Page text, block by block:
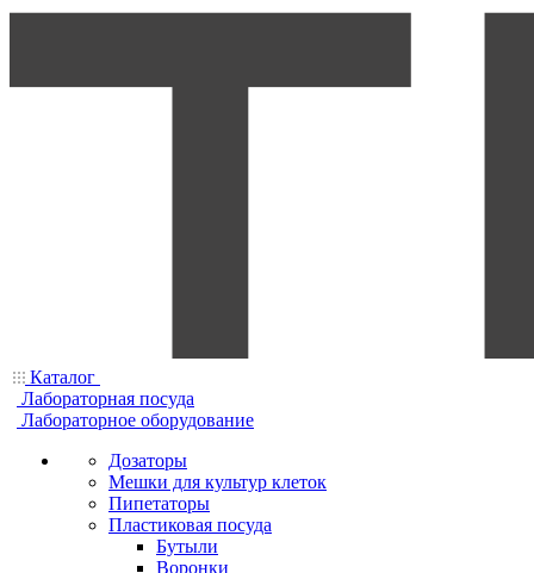
Каталог
Лабораторная посуда
Лабораторное оборудование
Дозаторы
Мешки для культур клеток
Пипетаторы
Пластиковая посуда
Бутыли
Воронки